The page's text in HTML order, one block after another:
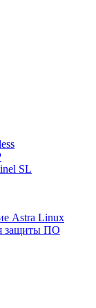
SL
Astra Linux
защиты ПО